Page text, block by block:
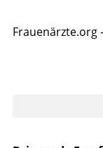
Frauenärzte.org